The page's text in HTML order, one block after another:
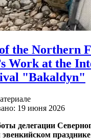
the Northern
Work at the
"Bakaldyn"
19 июня 2026
делегации